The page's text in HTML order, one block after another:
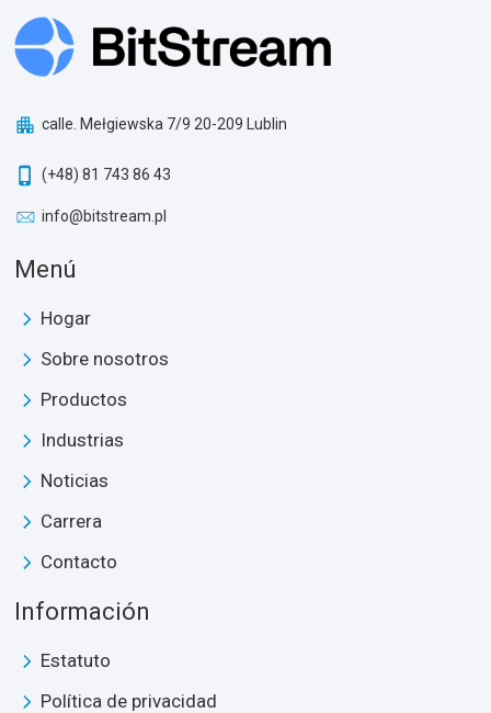
calle. Mełgiewska 7/9 20-209 Lublin
(+48) 81 743 86 43
info@bitstream.pl
Menú
Hogar
Sobre nosotros
Productos
Industrias
Noticias
Carrera
Contacto
Información
Estatuto
Política de privacidad